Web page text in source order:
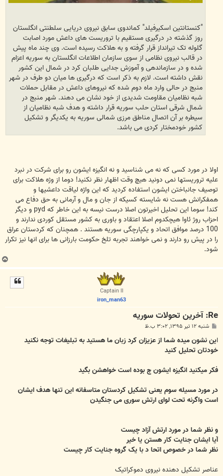
"کنستانتین اسکیرفیلد" کماندوی سابق نیروی دریایی سلطنتی انگلستان
روز گذشته در درگیری مستقیم با تروریست های داعش مورد اصابت
گلوله تک تیرانداز قرار گرفته و به هلاکت رسیده است. وی چند ماه پیش
در قالب نیروی نظامی از سوی سازمان اطلاعات انگلستان به سوریه اعزام
شده و در سازماندهی و آموزش جدایی طلبان کرد در شمال این کشور
نقش داشته است. لازم به ذکر است که درگیری ها میان دو طرف در شهر
منبج در حالی وارد ماه دوم شده که نیروهای داعش در مقابل حملات
شبه نظامیان مقاومت شدیدی از خود نشان می دهند. شهر منبج در
شمال شرقی استان حلب سوریه قرار داشته و هدف شبه نظامیان از
سیطره بر آن اتصال مناطق مرزی شمالی سوریه به یکدیگر و تشکیل
کشور خودمختار کردی می باشد.
اولا در مورد کسی که نه می شناسید و نه انگیزه ایشون رو برای شرکت در نبرد
علیه تروریستها نمی دونید هیچ وقت اظهار نظر نکنید! دوما از وژه هلاکت برای
توصیف جانباختن ایشون استفاده کردید که این واژه لیاقت داعشیها و
همفکرانش هست نه شایسته کسیکه از جان و مال و آرمانی به حق دفاع می
کند! سوما این تحلیل اخیرتون اصلا درست نیسه به این خاطر که pyd و دیگر
احزاب روژ ئاوا هیچکدوم اصلا اعتقاد و باوری به کشور مستقل کوردی ندارند و
100 درصد موافق اتحاد و یکپارچگی سوریه هستند . همچنان که کردستان عراق
را در پیش رو دارند و نمی خواهند تجربه تلخ حکومت بارزانی ها برای انها نیز تکرار
شود.
ب
ا
Captain II
iron_man63
Re: آخرين تحولات سوريه
پ
ت
شنبه ۱۲ تیر ۱۳۹۵, ۳:۰۲ ب.ظ
ین نشون میده شما از عزیزان کرد زبان ما هستید به تبلیغات توجه نکنید
خودتان تحلیل کنید
فکر میکنید انگیزه ایشون چ بوده است خواهشن بگید
در مورد مسیله سوم یعنی تشکیل کردستان متاسفانه این تنها هدف ایشان
است واگرنه تحت لوای ارتش سوری می جنگیدن
و نظر شما در مورد ارتش آزاد چیست
آیا ایشان جنایت کار هستن یا خیر
نظر شما در خصوص اتحا د با یک گروه جنایت کار چیست
عناصر تشکیل دهنده نیروی دموکراتیک